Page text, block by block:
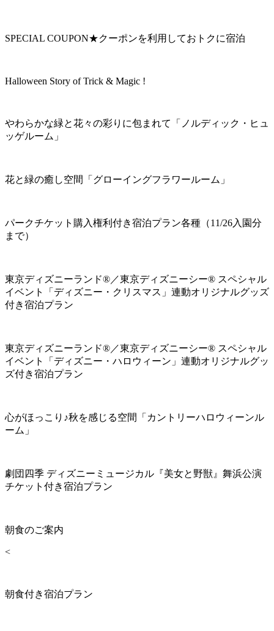
SPECIAL COUPON★クーポンを利用しておトクに宿泊
Halloween Story of Trick & Magic !
やわらかな緑と花々の彩りに包まれて「ノルディック・ヒュ
ッゲルーム」
花と緑の癒し空間「グローイングフラワールーム」
パークチケット購入権利付き宿泊プラン各種（11/26入園分
まで）
東京ディズニーランド®／東京ディズニーシー® スペシャル
イベント「ディズニー・クリスマス」連動オリジナルグッズ
付き宿泊プラン
東京ディズニーランド®／東京ディズニーシー® スペシャル
イベント「ディズニー・ハロウィーン」連動オリジナルグッ
ズ付き宿泊プラン
心がほっこり♪秋を感じる空間「カントリーハロウィーンル
ーム」
劇団四季 ディズニーミュージカル『美女と野獣』舞浜公演
チケット付き宿泊プラン
朝食のご案内
<
朝食付き宿泊プラン